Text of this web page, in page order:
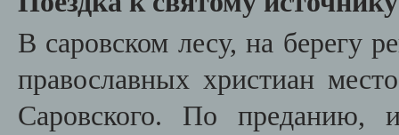
В саровском лесу, на берегу
православных христиан
Саровского. По преданию,